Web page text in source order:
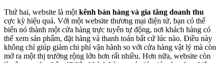
Thứ hai, website là một kênh bán hàng và gia tăng doanh thu
cực kỳ hiệu quả. Với một website thương mại điện tử, bạn có thể
biến nó thành một cửa hàng trực tuyến tự động, nơi khách hàng có
thể xem sản phẩm, đặt hàng và thanh toán bất cứ lúc nào. Điều này
không chỉ giúp giảm chi phí vận hành so với cửa hàng vật lý mà còn
mở ra một thị trường rộng lớn hơn rất nhiều. Hơn nữa, website còn